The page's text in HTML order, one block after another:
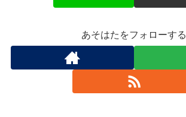
あそはたをフォローする